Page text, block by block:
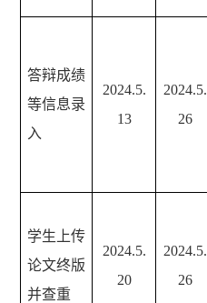
答辩成绩
等信息录
入
2024.5.
13
2024.5.
26
学生上传
论文终版
并查重
2024.5.
20
2024.5.
26